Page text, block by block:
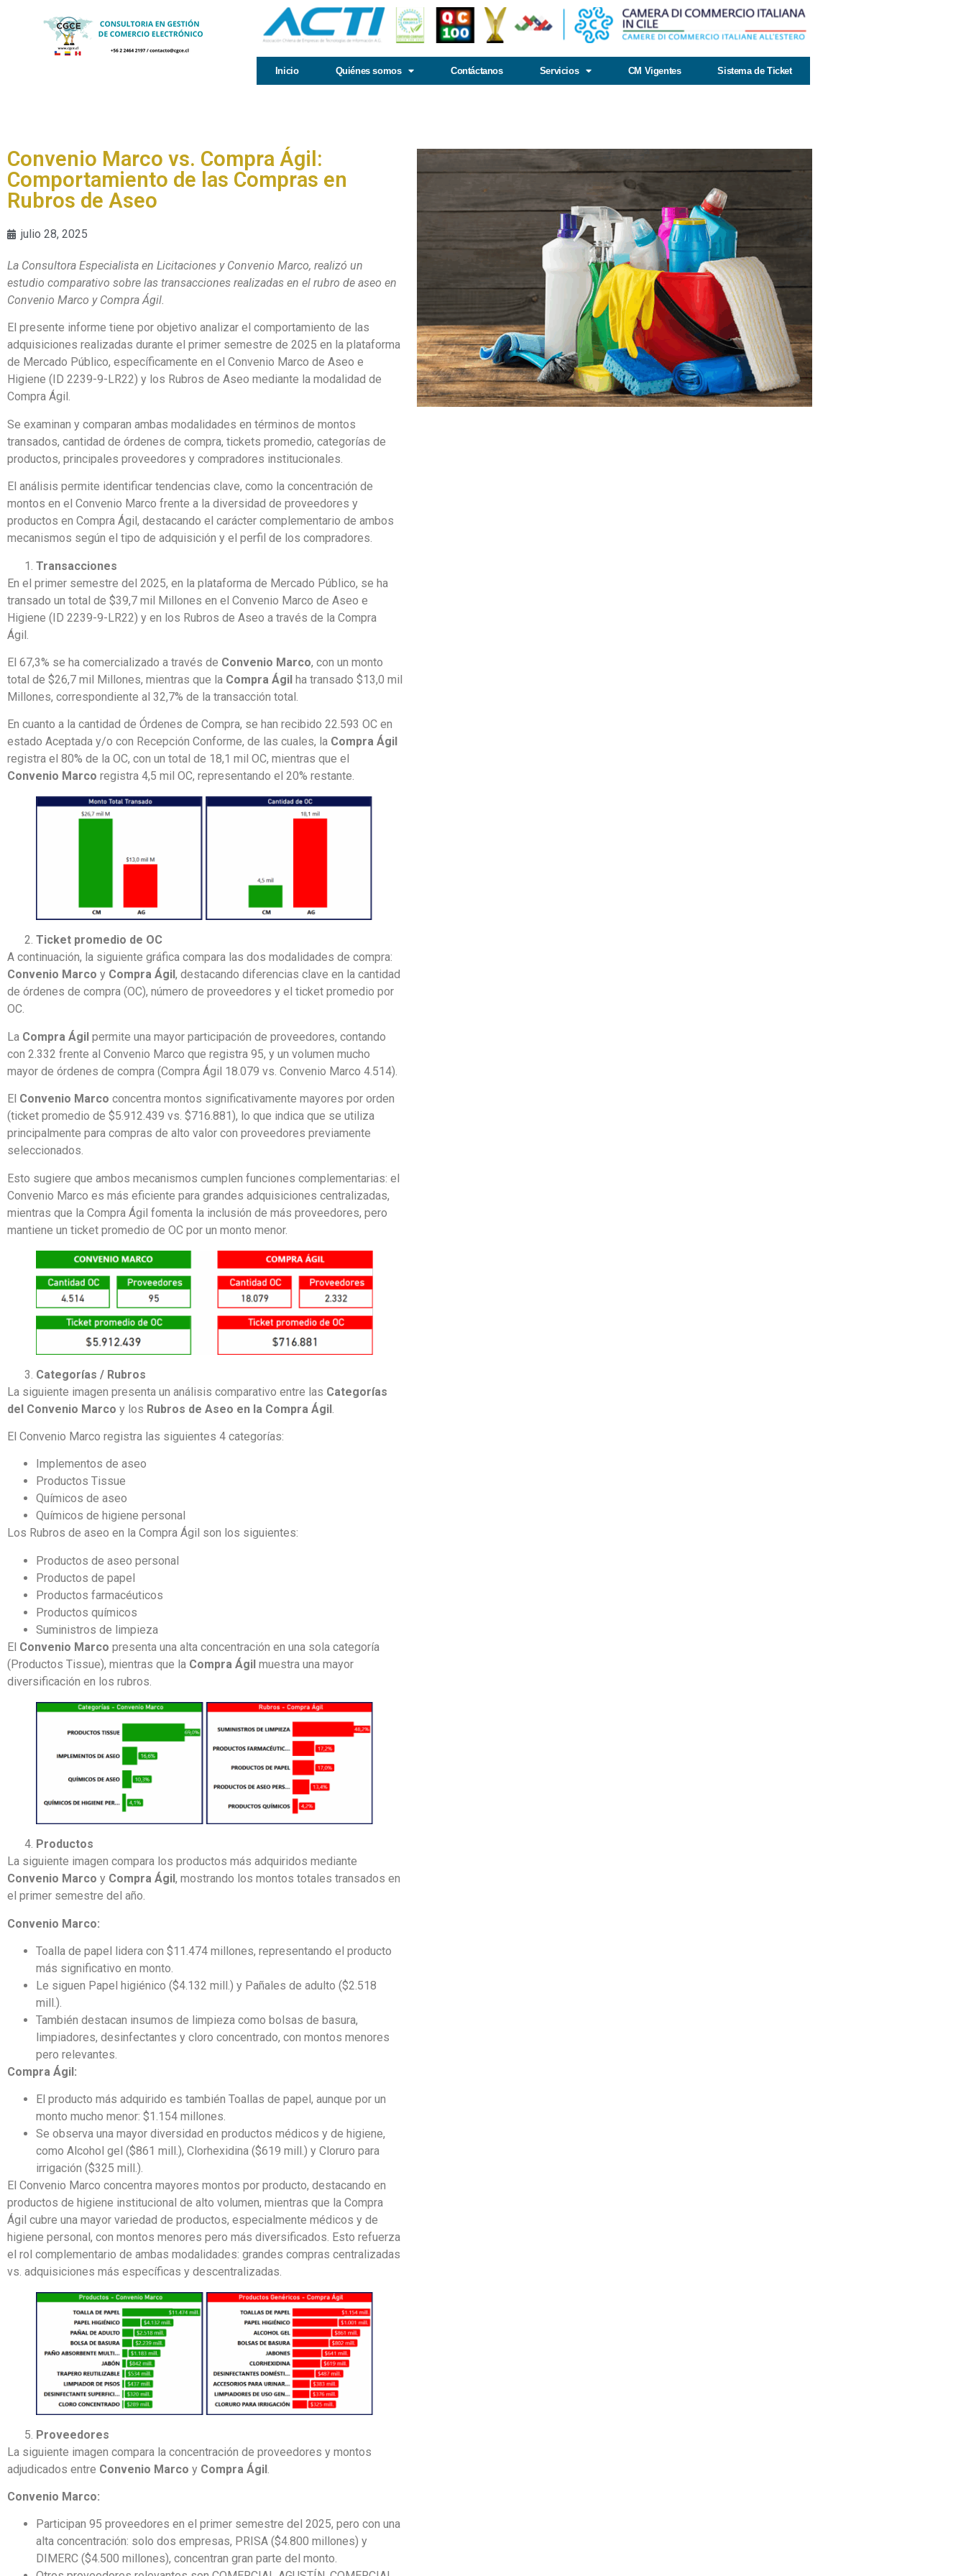
Inicio Quiénes somos Contáctanos Servicios CM Vigentes Sistema de Ticket
Convenio Marco vs. Compra Ágil:
Comportamiento de las Compras en
Rubros de Aseo
julio 28, 2025
La Consultora Especialista en Licitaciones y Convenio Marco, realizó un
estudio comparativo sobre las transacciones realizadas en el rubro de aseo en
Convenio Marco y Compra Ágil.
El presente informe tiene por objetivo analizar el comportamiento de las
adquisiciones realizadas durante el primer semestre de 2025 en la plataforma
de Mercado Público, específicamente en el Convenio Marco de Aseo e
Higiene (ID 2239-9-LR22) y los Rubros de Aseo mediante la modalidad de
Compra Ágil.
Se examinan y comparan ambas modalidades en términos de montos
transados, cantidad de órdenes de compra, tickets promedio, categorías de
productos, principales proveedores y compradores institucionales.
El análisis permite identificar tendencias clave, como la concentración de
montos en el Convenio Marco frente a la diversidad de proveedores y
productos en Compra Ágil, destacando el carácter complementario de ambos
mecanismos según el tipo de adquisición y el perfil de los compradores.
Transacciones
En el primer semestre del 2025, en la plataforma de Mercado Público, se ha
transado un total de $39,7 mil Millones en el Convenio Marco de Aseo e
Higiene (ID 2239-9-LR22) y en los Rubros de Aseo a través de la Compra
Ágil.
El 67,3% se ha comercializado a través de Convenio Marco, con un monto
total de $26,7 mil Millones, mientras que la Compra Ágil ha transado $13,0 mil
Millones, correspondiente al 32,7% de la transacción total.
En cuanto a la cantidad de Órdenes de Compra, se han recibido 22.593 OC en
estado Aceptada y/o con Recepción Conforme, de las cuales, la Compra Ágil
registra el 80% de la OC, con un total de 18,1 mil OC, mientras que el
Convenio Marco registra 4,5 mil OC, representando el 20% restante.
Ticket promedio de OC
A continuación, la siguiente gráfica compara las dos modalidades de compra:
Convenio Marco y Compra Ágil , destacando diferencias clave en la cantidad
de órdenes de compra (OC), número de proveedores y el ticket promedio por
OC.
La Compra Ágil permite una mayor participación de proveedores, contando
con 2.332 frente al Convenio Marco que registra 95, y un volumen mucho
mayor de órdenes de compra (Compra Ágil 18.079 vs. Convenio Marco 4.514).
El Convenio Marco concentra montos significativamente mayores por orden
(ticket promedio de $5.912.439 vs. $716.881), lo que indica que se utiliza
principalmente para compras de alto valor con proveedores previamente
seleccionados.
Esto sugiere que ambos mecanismos cumplen funciones complementarias: el
Convenio Marco es más eficiente para grandes adquisiciones centralizadas,
mientras que la Compra Ágil fomenta la inclusión de más proveedores, pero
mantiene un ticket promedio de OC por un monto menor.
Categorías / Rubros
La siguiente imagen presenta un análisis comparativo entre las Categorías
del Convenio Marco y los Rubros de Aseo en la Compra Ágil
El Convenio Marco registra las siguientes 4 categorías:
Implementos de aseo
Productos Tissue
Químicos de aseo
Químicos de higiene personal
Los Rubros de aseo en la Compra Ágil son los siguientes:
Productos de aseo personal
Productos de papel
Productos farmacéuticos
Productos químicos
Suministros de limpieza
El Convenio Marco presenta una alta concentración en una sola categoría
(Productos Tissue), mientras que la Compra Ágil muestra una mayor
diversificación en los rubros.
Productos
La siguiente imagen compara los productos más adquiridos mediante
Convenio Marco y Compra Ágil, mostrando los montos totales transados en
el primer semestre del año.
Convenio Marco:
Toalla de papel lidera con $11.474 millones, representando el producto
más significativo en monto.
Le siguen Papel higiénico ($4.132 mill.) y Pañales de adulto ($2.518
mill.).
También destacan insumos de limpieza como bolsas de basura,
limpiadores, desinfectantes y cloro concentrado, con montos menores
pero relevantes.
Compra Ágil:
El producto más adquirido es también Toallas de papel, aunque por un
monto mucho menor: $1.154 millones.
Se observa una mayor diversidad en productos médicos y de higiene,
como Alcohol gel ($861 mill.), Clorhexidina ($619 mill.) y Cloruro para
irrigación ($325 mill.).
El Convenio Marco concentra mayores montos por producto, destacando en
productos de higiene institucional de alto volumen, mientras que la Compra
Ágil cubre una mayor variedad de productos, especialmente médicos y de
higiene personal, con montos menores pero más diversificados. Esto refuerza
el rol complementario de ambas modalidades: grandes compras centralizadas
vs. adquisiciones más específicas y descentralizadas.
Proveedores
La siguiente imagen compara la concentración de proveedores y montos
adjudicados entre Convenio Marco y Compra Ágil
Convenio Marco:
Participan 95 proveedores en el primer semestre del 2025, pero con una
alta concentración: solo dos empresas, PRISA ($4.800 millones) y
DIMERC ($4.500 millones), concentran gran parte del monto.